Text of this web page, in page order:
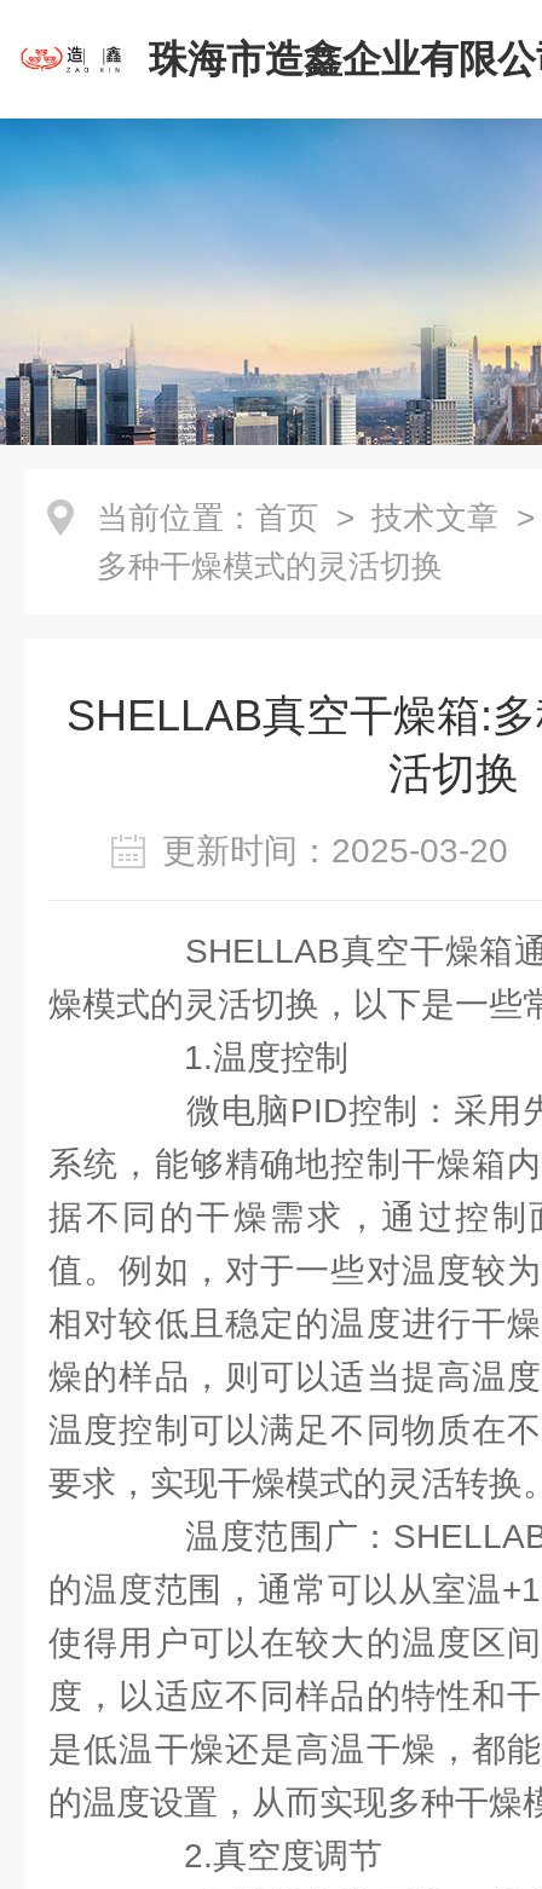
珠海市造鑫企业有限
当前位置： 首页 > 技术文章 >
多种干燥模式的灵活切换
SHELLAB真空干燥箱:
活切换
更新时间：2025-03-
SHELLAB真空干燥箱通
燥模式的灵活切换，以下是一些
1.温度控制
微电脑PID控制：采用
系统，能够精确地控制干燥箱
据不同的干燥需求，通过控制
值。例如，对于一些对温度较
相对较低且稳定的温度进行干
燥的样品，则可以适当提高温
温度控制可以满足不同物质在
要求，实现干燥模式的灵活转换
温度范围广：SHELLAB
的温度范围，通常可以从室温
使得用户可以在较大的温度区
度，以适应不同样品的特性和
是低温干燥还是高温干燥，都
的温度设置，从而实现多种干燥
2.真空度调节